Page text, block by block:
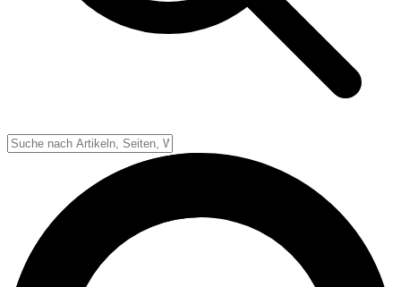
Football Regeln
Punkte & Scoring
Strafen & Fouls
Schiedsrichter